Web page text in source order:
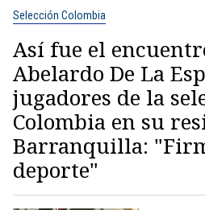
Selección Colombia
Así fue el
Abelardo De La
jugadores de la
Colombia en su
Barranquilla:
deporte"